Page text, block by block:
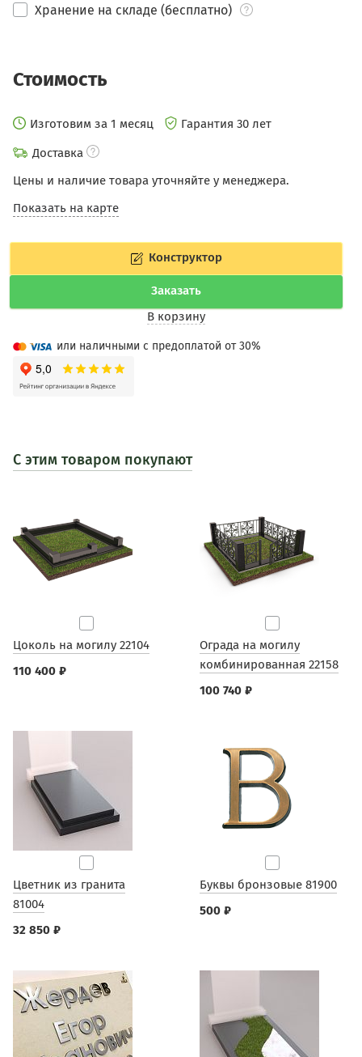
Хранение на складе (бесплатно)
Стоимость
Изготовим за 1 месяц
Гарантия 30 лет
Доставка
Цены и наличие товара уточняйте у менеджера.
Показать на карте
Конструктор
Заказать
В корзину
или наличными с предоплатой от 30%
С этим товаром покупают
Цоколь на могилу 22104
110 400 ₽
Ограда на могилу
комбинированная 22158
100 740 ₽
Цветник из гранита
81004
32 850 ₽
Буквы бронзовые 81900
500 ₽